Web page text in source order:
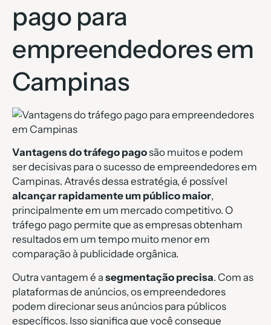
pago para
empreendedores em
Campinas
Vantagens do tráfego pagosão muitos e podem
ser decisivas para o sucesso de empreendedores em
Campinas. Através dessa estratégia, é possível
alcançar rapidamente um público maior,
principalmente em um mercado competitivo. O
tráfego pago permite que as empresas obtenham
resultados em um tempo muito menor em
comparação à publicidade orgânica.
Outra vantagem é a segmentação precisa. Com as
plataformas de anúncios, os empreendedores
podem direcionar seus anúncios para públicos
específicos. Isso significa que você consegue